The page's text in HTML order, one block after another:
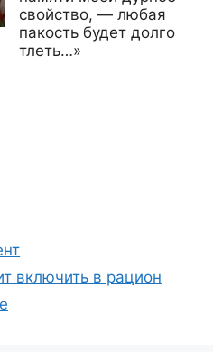
свойство, — любая
пакость будет долго
тлеть…»
включить в рацион